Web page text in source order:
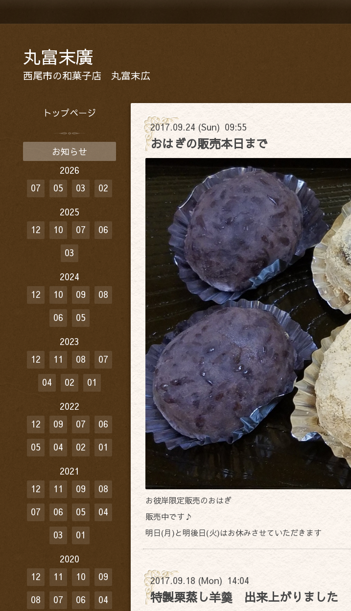
丸富末廣
西尾市の和菓子店 丸富末広
2017.09.24 (Sun) 09:55
おはぎの販売本日まで
お彼岸限定販売のおはぎ
販売中です♪
明日(月)と明後日(火)はお休みさせていただきます
2017.09.18 (Mon) 14:04
特製栗蒸し羊羹 出来上がりました
トップページ
お知らせ
2026
07
05 03
02
2025
12
10 07
06
03
2024
12
10 09
08
06
05
2023
12
11 08
07
04
02
01
2022
12
09 07
06
05
04 02
01
2021
12
11 09
08
07
06 05
04
03
01
2020
12
11 10
09
08
07 06
04